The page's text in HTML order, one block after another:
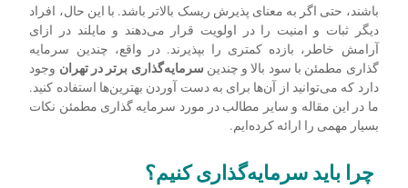
باشند، حتی اگر به معنای پذیرش ریسک بالاتر باشد. با این حال، افراد
دیگر ثبات و امنیت را در اولویت قرار می‌دهند و مایلند در ازای
آرامش خاطر، بازده کمتری را بپذیرند. در واقع، چندین سرمایه
گذاری مطمئن با سود بالا و چندین سرمایه‌گذاری برتر در تهران وجود
دارد که می‌توانید از آن‌ها برای به دست آوردن بهترین‌ها استفاده کنید.
ما در این مقاله و سایر مطالب در مورد سرمایه گذاری مطمئن نکات
بسیار مهمی را ارائه کرده‌ایم.
چرا باید سرمایه‌گذاری کنیم؟